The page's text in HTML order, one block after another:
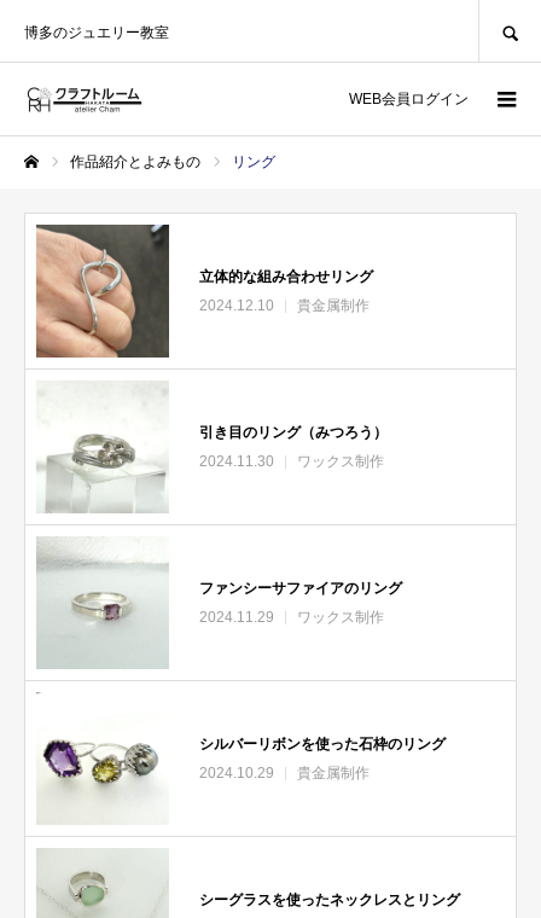
博多のジュエリー教室
WEB会員ログイン
作品紹介とよみもの リング
立体的な組み合わせリング
2024.12.10
貴金属制作
引き目のリング（みつろう）
2024.11.30
ワックス制作
ファンシーサファイアのリング
2024.11.29
ワックス制作
シルバーリボンを使った石枠のリング
2024.10.29
貴金属制作
シーグラスを使ったネックレスとリング